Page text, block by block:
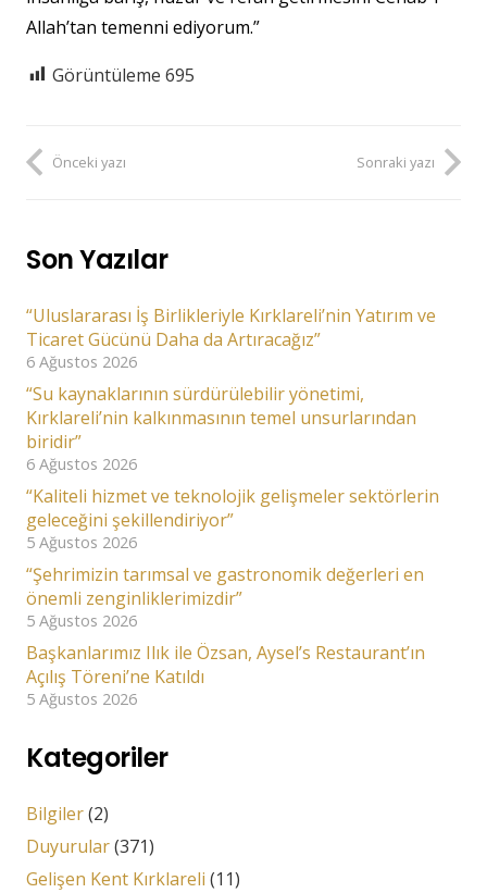
Allah’tan temenni ediyorum.”
Görüntüleme 695
Önceki yazı Sonraki yazı
Son Yazılar
“Uluslararası İş Birlikleriyle Kırklareli’nin Yatırım ve
Ticaret Gücünü Daha da Artıracağız”
6 Ağustos 2026
“Su kaynaklarının sürdürülebilir yönetimi,
Kırklareli’nin kalkınmasının temel unsurlarından
biridir”
6 Ağustos 2026
“Kaliteli hizmet ve teknolojik gelişmeler sektörlerin
geleceğini şekillendiriyor”
5 Ağustos 2026
“Şehrimizin tarımsal ve gastronomik değerleri en
önemli zenginliklerimizdir”
5 Ağustos 2026
Başkanlarımız Ilık ile Özsan, Aysel’s Restaurant’ın
Açılış Töreni’ne Katıldı
5 Ağustos 2026
Kategoriler
Bilgiler(2)
Duyurular(371)
Gelişen Kent Kırklareli (11)